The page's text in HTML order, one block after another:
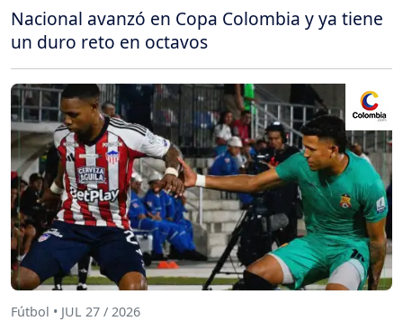
Nacional avanzó en Copa Colombia y ya tiene
un duro reto en octavos
Fútbol • JUL 27 / 2026